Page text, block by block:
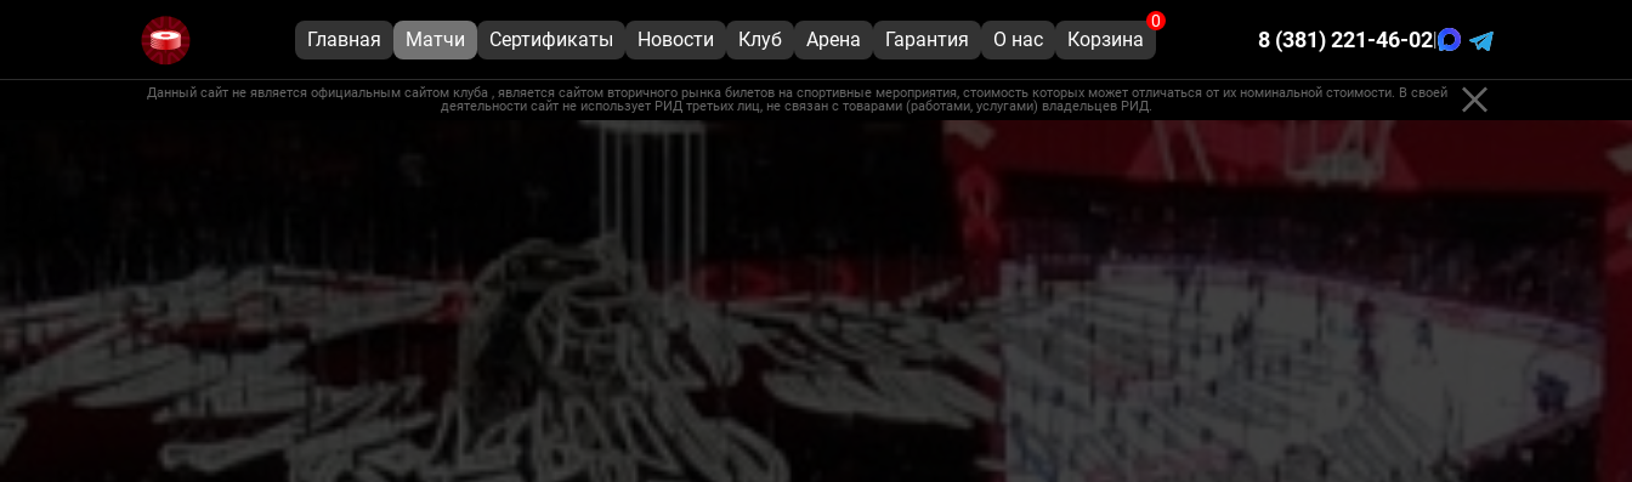
Главная Матчи Сертификаты Новости Клуб Арена Гарантия О нас Корзина
0
8 (381) 221-46-02|
Данный сайт не является официальным сайтом клуба , является сайтом вторичного рынка билетов на спортивные мероприятия, стоимость которых может отличаться от их номинальной стоимости. В своей
деятельности сайт не использует РИД третьих лиц, не связан с товарами (работами, услугами) владельцев РИД.